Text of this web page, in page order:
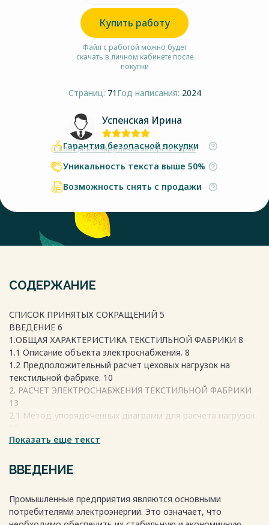
Купить работу
Файл с работой можно будет
скачать в личном кабинете после
покупки
Страниц: 71 Год написания: 2024
Успенская Ирина
Сообщить о нарушении авторских прав
Гарантия безопасной покупки
Уникальность текста выше 50%
Возможность снять с продажи
СОДЕРЖАНИЕ
СПИСОК ПРИНЯТЫХ СОКРАЩЕНИЙ 5
ВВЕДЕНИЕ 6
1.ОБЩАЯ ХАРАКТЕРИСТИКА ТЕКСТИЛЬНОЙ ФАБРИКИ 8
1.1 Описание объекта электроснабжения. 8
1.2 Предположительный расчет цеховых нагрузок на
текстильной фабрике. 10
2. РАСЧЕТ ЭЛЕКТРОСНАБЖЕНИЯ ТЕКСТИЛЬНОЙ ФАБРИКИ
13
2.1 Метод упорядоченных диаграмм для расчета нагрузок.
2.2 Метод коэффициента спроса для определения
2.3 Выбор типа, числа и мощности трансформаторов
цеховых подстанций. 27
2.5 Выбор типа, количества и мощности трансформаторов
ГПП. 38
Показать еще текст
ВВЕДЕНИЕ
Промышленные предприятия являются основными
потребителями электроэнергии. Это означает, что